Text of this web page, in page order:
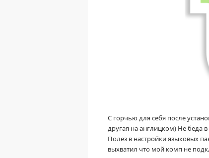
С горчью для себя после
другая на англицком) Не беда
Полез в настройки языковых
выхватил что мой комп не